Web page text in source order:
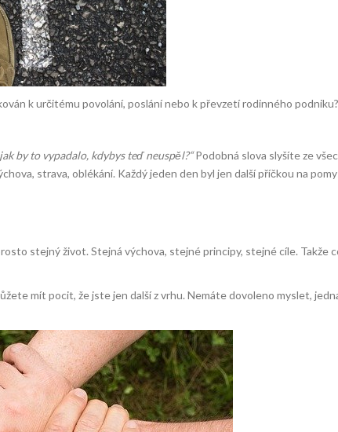
k určitému povolání, poslání nebo k převzetí rodinného podniku?
by to vypadalo, kdybys teď neuspěl?“Podobná slova slyšíte ze
strava, oblékání. Každý jeden den byl jen další příčkou na
stejný život. Stejná výchova, stejné principy, stejné cíle. Takže
mít pocit, že jste jen další z vrhu. Nemáte dovoleno myslet,